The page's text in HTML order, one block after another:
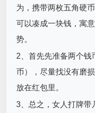
为，携带两枚五角硬
可以凑成一块钱，寓
势。
2、首先先准备两个钱
币），尽量找没有磨
放在红包里。
3、总之，女人打牌带